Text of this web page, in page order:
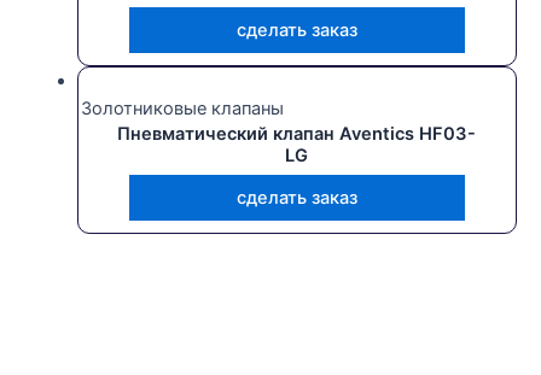
сделать заказ
Золотниковые клапаны
Пневматический клапан Aventics HF03-
LG
сделать заказ